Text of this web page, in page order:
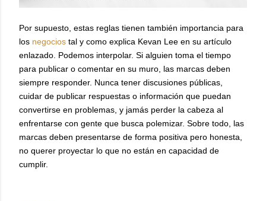
Por supuesto, estas reglas tienen también importancia para
los negocios tal y como explica Kevan Lee en su artículo
enlazado. Podemos interpolar. Si alguien toma el tiempo
para publicar o comentar en su muro, las marcas deben
siempre responder. Nunca tener discusiones públicas,
cuidar de publicar respuestas o información que puedan
convertirse en problemas, y jamás perder la cabeza al
enfrentarse con gente que busca polemizar. Sobre todo, las
marcas deben presentarse de forma positiva pero honesta,
no querer proyectar lo que no están en capacidad de
cumplir.